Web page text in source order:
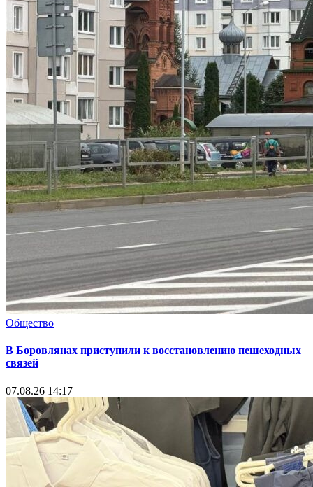
Общество
В Боровлянах приступили к восстановлению пешеходных
связей
07.08.26 14:17